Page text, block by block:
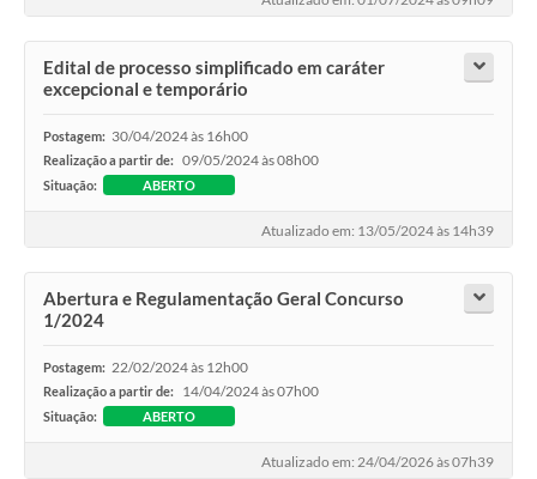
Edital de processo simplificado em caráter
excepcional e temporário
Postagem: 30/04/2024 às 16h00
Realização a partir de: 09/05/2024 às 08h00
Situação: ABERTO
Atualizado em: 13/05/2024 às 14h39
Abertura e Regulamentação Geral Concurso
1/2024
Postagem: 22/02/2024 às 12h00
Realização a partir de: 14/04/2024 às 07h00
Situação: ABERTO
Atualizado em: 24/04/2026 às 07h39